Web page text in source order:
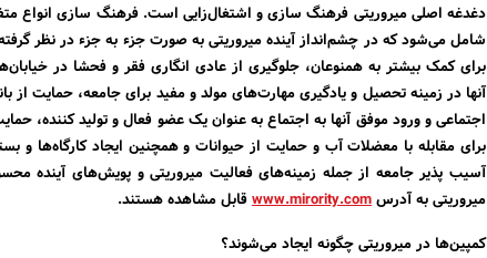
دغدغه اصلی میروریتی فرهنگ سازی و اشتغال‌زایی است. فرهنگ سازی انواع
شامل می‌شود که در چشم‌انداز آینده میروریتی به صورت جزء به جزء در نظر
برای کمک بیشتر به همنوعان، جلوگیری از عادی انگاری فقر و فحشا در
آنها در زمینه تحصیل و یادگیری مهارت‌های مولد و مفید برای جامعه، حمایت از
اجتماعی و ورود موفق آنها به اجتماع به عنوان یک عضو فعال و تولید کننده،
برای مقابله با معضلات آب و حمایت از حیوانات و همچنین ایجاد کارگاه‌ها و
آسیب پذیر جامعه از جمله زمینه‌های فعالیت میروریتی و پویش‌های آینده
میروریتی به آدرسwww.mirority.comقابل مشاهده هستند.
کمپین‌ها در میروریتی چگونه ایجاد می‌شوند؟